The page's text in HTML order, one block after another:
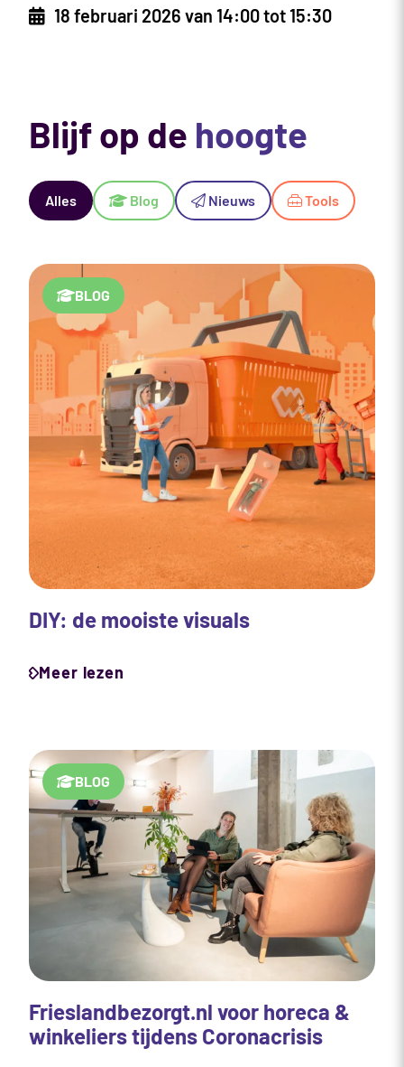
18 februari 2026 van 14:00 tot 15:30
Blijf op de hoogte
Alles Blog Nieuws Tools
BLOG
DIY: de mooiste visuals
Meer lezen
BLOG
Frieslandbezorgt.nl voor horeca &
winkeliers tijdens Coronacrisis